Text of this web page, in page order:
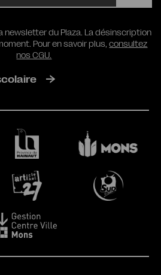
RGPD
newsletter du Plaza. La désinscription
Pour en savoir plus,consultez
nos CGU.